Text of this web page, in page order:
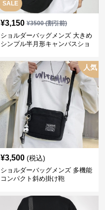
SALE
¥3,150 ¥3500(割引前)
ショルダーバッグメンズ 大きめ
シンプル半月形キャンバスショ
人気
¥3,500 (税込)
ショルダーバッグメンズ 多機能
コンパクト斜め掛け鞄